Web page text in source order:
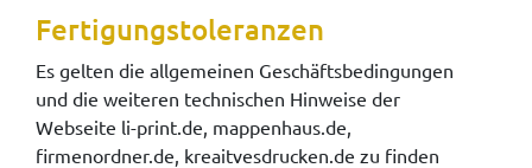
Fertigungstoleranzen
Es gelten die allgemeinen Geschäftsbedingungen
und die weiteren technischen Hinweise der
Webseite li-print.de, mappenhaus.de,
firmenordner.de, kreaitvesdrucken.de zu finden